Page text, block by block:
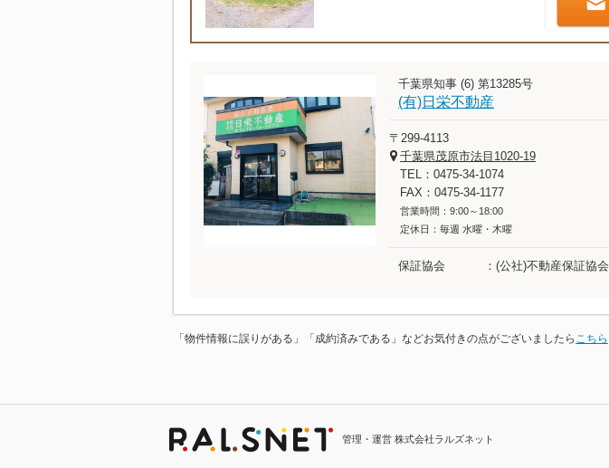
千葉県知事 (6) 第13285号
(有)日栄不動産
〒299-4113
千葉県茂原市法目1020-19
TEL：0475-34-1074
FAX：0475-34-1177
営業時間：9:00～18:00
定休日：毎週 水曜・木曜
保証協会 (公社)不動産保証協会
「物件情報に誤りがある」「成約済みである」などお気付きの点がございましたら こちら
管理・運営 株式会社ラルズネット